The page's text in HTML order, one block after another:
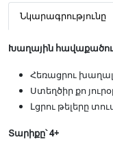
Նկարագրությունը
Խաղային հավաքածու
Հեռացրու
Ստեղծիր քո
Լցրու թելերը
Տարիքը՝ 4+